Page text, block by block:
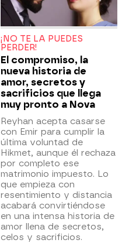
¡NO TE LA PUEDES
PERDER!
El compromiso, la
nueva historia de
amor, secretos y
sacrificios que llega
muy pronto a Nova
Reyhan acepta casarse
con Emir para cumplir la
última voluntad de
Hikmet, aunque él rechaza
por completo ese
matrimonio impuesto. Lo
que empieza con
resentimiento y distancia
acabará convirtiéndose
en una intensa historia de
amor llena de secretos,
celos y sacrificios.